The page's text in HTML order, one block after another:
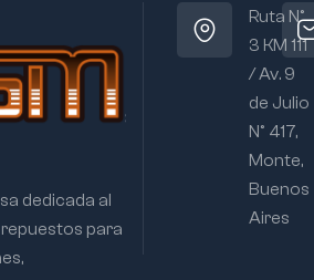
dedicada al
para
Ruta N°
3 KM 111
/ Av. 9
de Julio
N° 417,
Monte,
Buenos
Aires